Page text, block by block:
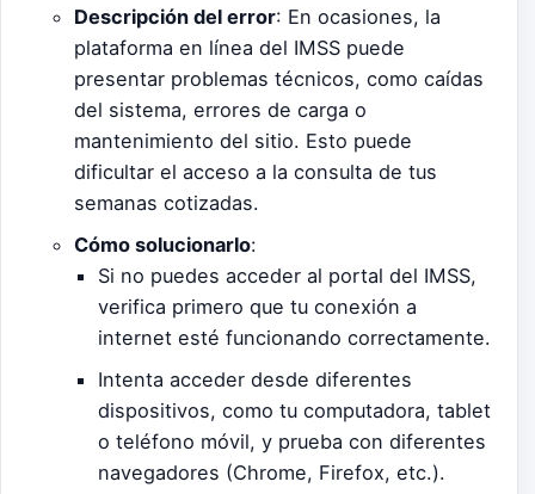
Descripción del error: En ocasiones, la
plataforma en línea del IMSS puede
presentar problemas técnicos, como caídas
del sistema, errores de carga o
mantenimiento del sitio. Esto puede
dificultar el acceso a la consulta de tus
semanas cotizadas.
Cómo solucionarlo:
Si no puedes acceder al portal del IMSS,
verifica primero que tu conexión a
internet esté funcionando correctamente.
Intenta acceder desde diferentes
dispositivos, como tu computadora, tablet
o teléfono móvil, y prueba con diferentes
navegadores (Chrome, Firefox, etc.).